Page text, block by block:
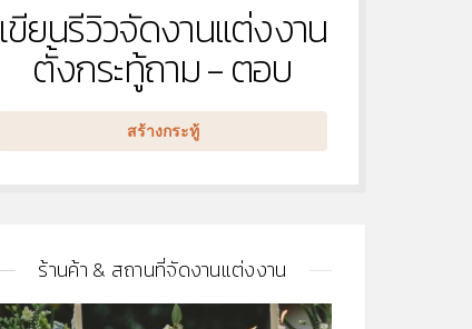
หัวข้อ
ใหม่
เขียนรีวิวจัดงานแต่งงาน
ตั้งกระทู้ถาม - ตอบ
สร้างกระทู้
ร้านค้า & สถานที่จัดงานแต่งงาน